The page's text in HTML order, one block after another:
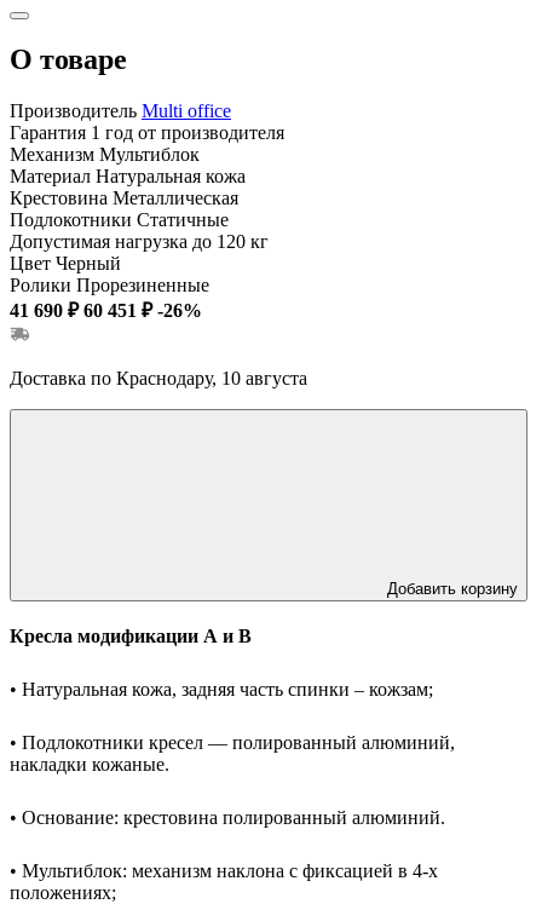
О товаре
Производитель Multi office
Гарантия 1 год от производителя
Механизм Мультиблок
Материал Натуральная кожа
Крестовина Металлическая
Подлокотники Статичные
Допустимая нагрузка до 120 кг
Цвет Черный
Ролики Прорезиненные
41 690 ₽ 60 451 ₽ -26%
Доставка по Краснодару, 10 августа
Добавить корзину
Кресла модификации А и В
• Натуральная кожа, задняя часть спинки – кожзам;
• Подлокотники кресел — полированный алюминий,
накладки кожаные.
• Основание: крестовина полированный алюминий.
• Мультиблок: механизм наклона с фиксацией в 4-х
положениях;